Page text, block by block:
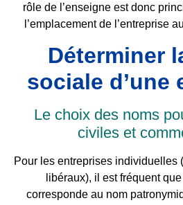
rôle de l’enseigne est donc
l’emplacement de l’entreprise
Déterminer
sociale d’une
Le choix des noms
civiles et
Pour les entreprises individuelles
libéraux), il est fréquent
corresponde au nom